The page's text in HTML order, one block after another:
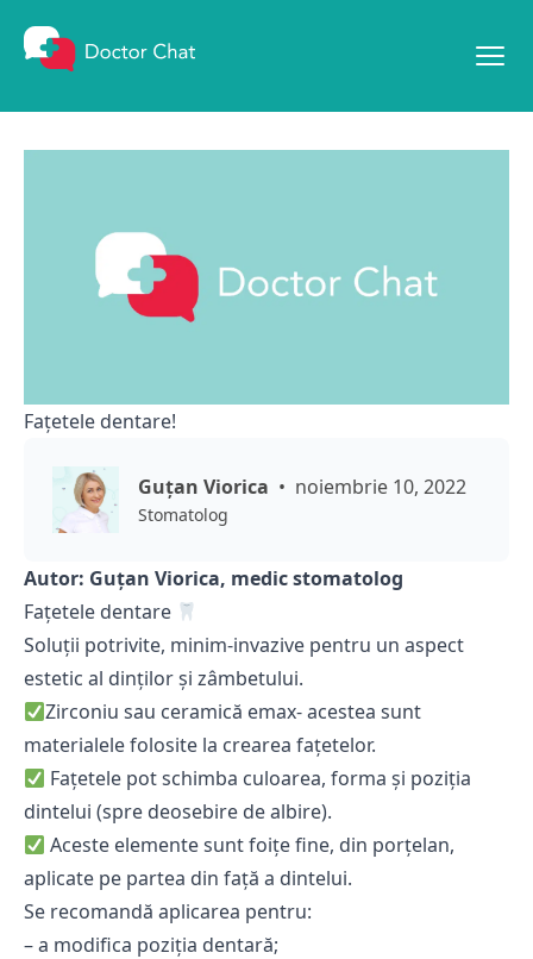
Faţetele dentare!
Guţan Viorica noiembrie 10, 2022
Stomatolog
Autor: Guţan Viorica, medic stomatolog
Fațetele dentare
Soluții potrivite, minim-invazive pentru un aspect
estetic al dinților și zâmbetului.
Zirconiu sau ceramică emax- acestea sunt
materialele folosite la crearea fațetelor.
Fațetele pot schimba culoarea, forma și poziția
dintelui (spre deosebire de albire).
Aceste elemente sunt foițe fine, din porțelan,
aplicate pe partea din față a dintelui.
Se recomandă aplicarea pentru:
– a modifica poziția dentară;